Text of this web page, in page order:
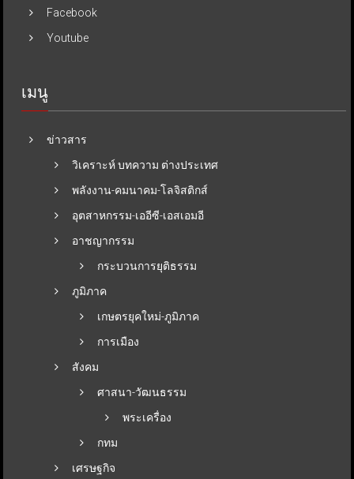
Facebook
Youtube
เมนู
ข่าวสาร
วิเคราะห์ บทความ ต่างประเทศ
พลังงาน-คมนาคม-โลจิสติกส์
อุตสาหกรรม-เออีซี-เอสเอมอี
อาชญากรรม
กระบวนการยุติธรรม
ภูมิภาค
เกษตรยุคใหม่-ภูมิภาค
การเมือง
สังคม
ศาสนา-วัฒนธรรม
พระเครื่อง
กทม
เศรษฐกิจ